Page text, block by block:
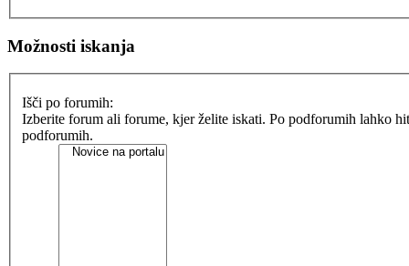
Možnosti iskanja
Išči po forumih:
Izberite forum ali forume, kjer želite iskati. Po podforumih lahko
podforumih.